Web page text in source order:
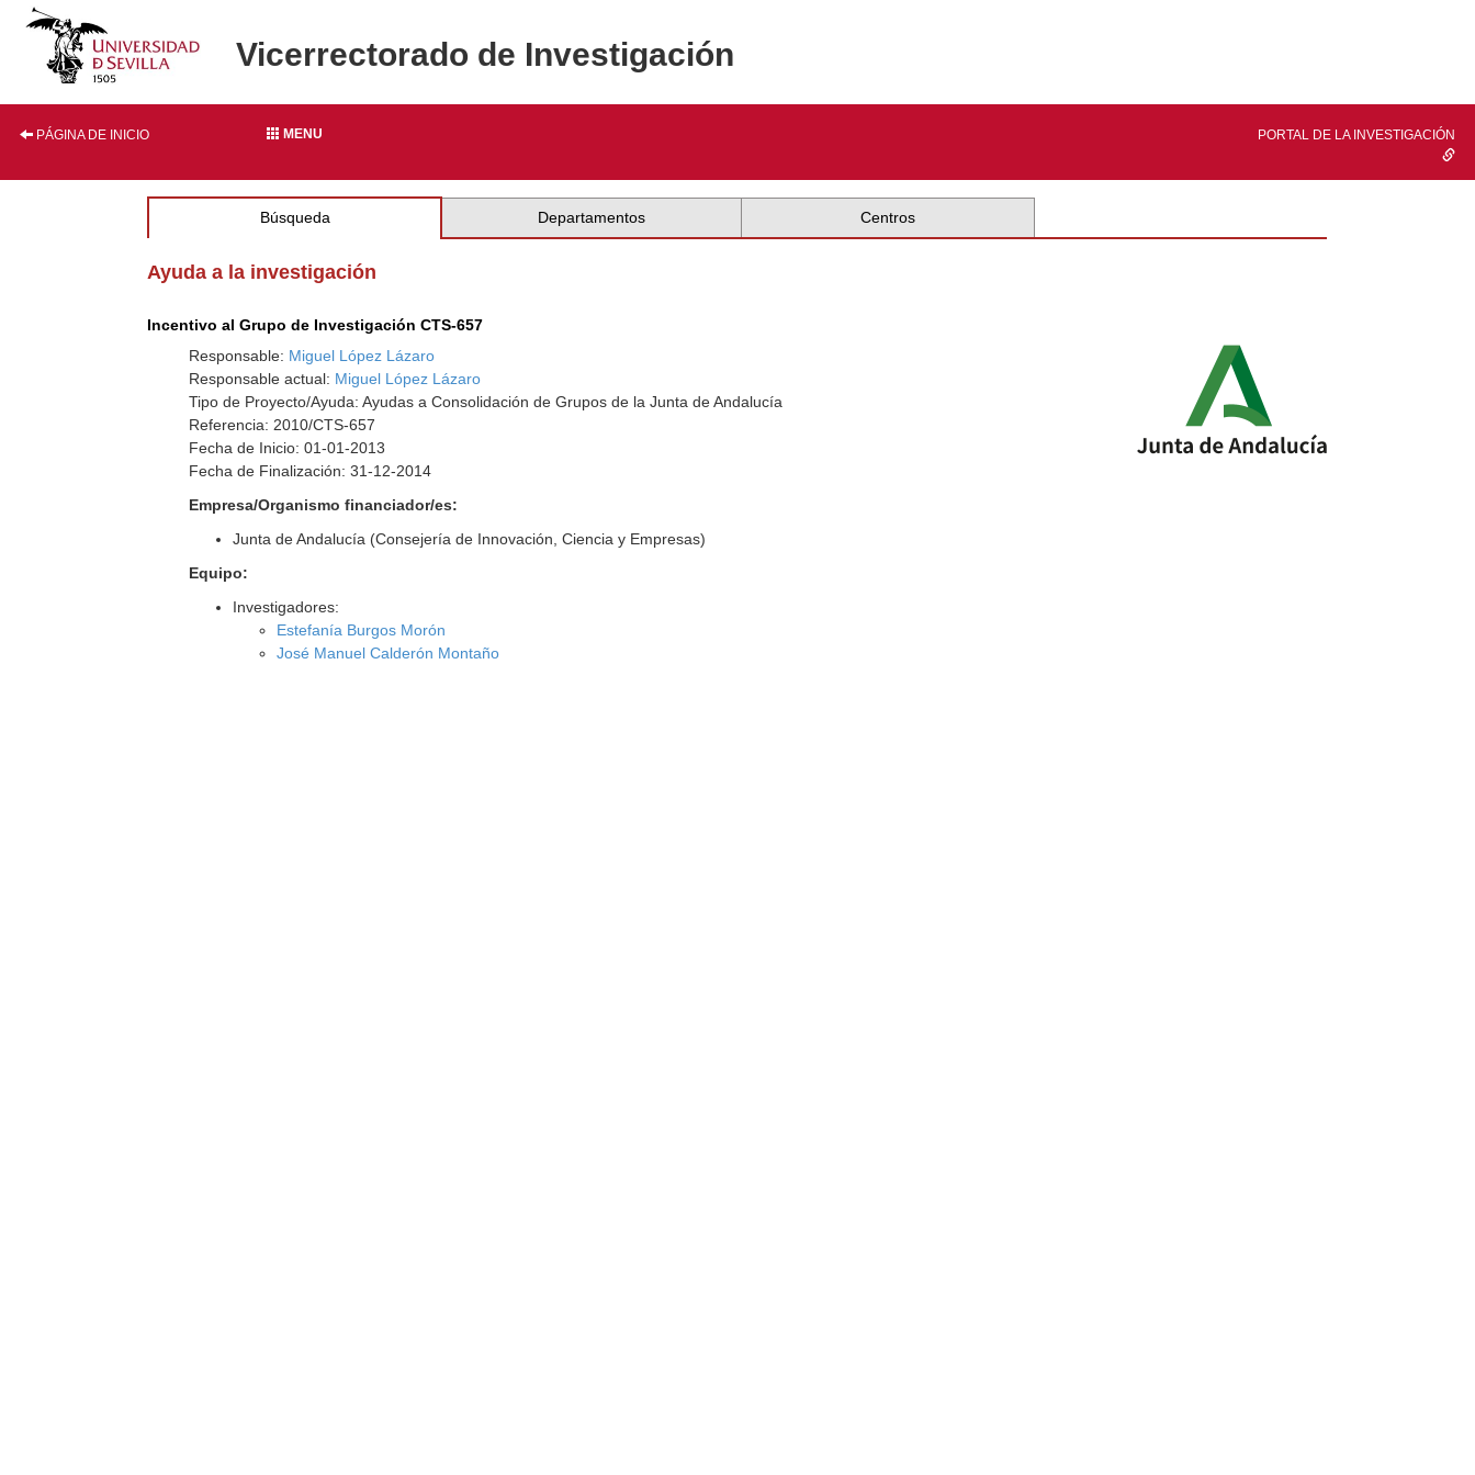
Vicerrectorado de Investigación
PÁGINA DE INICIO MENU PORTAL DE LA INVESTIGACIÓN
Búsqueda Departamentos Centros
Ayuda a la investigación
Incentivo al Grupo de Investigación CTS-657
Responsable: Miguel López Lázaro
Responsable actual: Miguel López Lázaro
Tipo de Proyecto/Ayuda: Ayudas a Consolidación de Grupos de la Junta de Andalucía
Referencia: 2010/CTS-657
Fecha de Inicio: 01-01-2013
Fecha de Finalización: 31-12-2014
Empresa/Organismo financiador/es:
Junta de Andalucía (Consejería de Innovación, Ciencia y Empresas)
Equipo:
Investigadores:
Estefanía Burgos Morón
José Manuel Calderón Montaño